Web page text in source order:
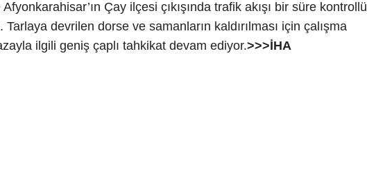
Çay ilçesi çıkışında trafik akışı bir süre kontrollü
Tarlaya devrilen dorse ve samanların kaldırılması için çalışma
ilgili geniş çaplı tahkikat devam ediyor.>>>İHA